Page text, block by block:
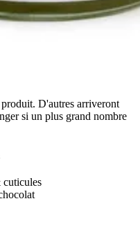
D'autres arriveront
si un plus grand nombre
cuticules